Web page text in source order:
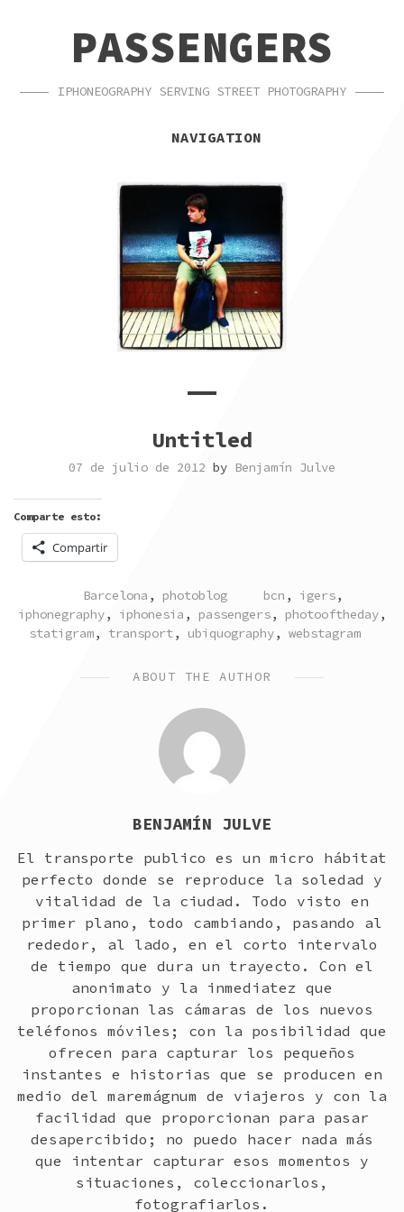
NAVIGATIONPASSENGERS
IPHONEOGRAPHY SERVING STREET PHOTOGRAPHY
NAVIGATION
Untitled
07 de julio de 2012 by Benjamín Julve
Comparte esto:
Compartir
POSTED
IN
Barcelona , photoblog TAGGED
bcn , igers,
iphonegraphy, iphonesia , passengers, photooftheday,
statigram, transport, ubiquography, webstagram
ABOUT THE AUTHOR
BENJAMÍN JULVE
El transporte publico es un micro hábitat
perfecto donde se reproduce la soledad y
vitalidad de la ciudad. Todo visto en
primer plano, todo cambiando, pasando al
rededor, al lado, en el corto intervalo
de tiempo que dura un trayecto. Con el
anonimato y la inmediatez que
proporcionan las cámaras de los nuevos
teléfonos móviles; con la posibilidad que
ofrecen para capturar los pequeños
instantes e historias que se producen en
medio del maremágnum de viajeros y con la
facilidad que proporcionan para pasar
desapercibido; no puedo hacer nada más
que intentar capturar esos momentos y
situaciones, coleccionarlos,
fotografiarlos.